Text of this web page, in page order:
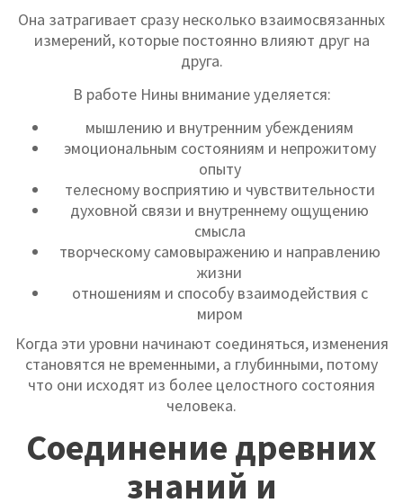
Она затрагивает сразу несколько взаимосвязанных
измерений, которые постоянно влияют друг на
друга.
В работе Нины внимание уделяется:
мышлению и внутренним убеждениям
эмоциональным состояниям и непрожитому
опыту
телесному восприятию и чувствительности
духовной связи и внутреннему ощущению
смысла
творческому самовыражению и направлению
жизни
отношениям и способу взаимодействия с
миром
Когда эти уровни начинают соединяться, изменения
становятся не временными, а глубинными, потому
что они исходят из более целостного состояния
человека.
Соединение древних
знаний и